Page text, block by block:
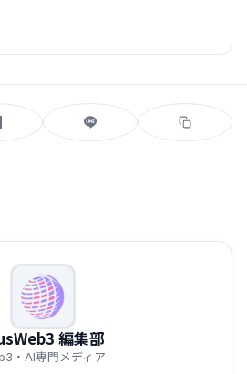
編集部
・AI専門メディア